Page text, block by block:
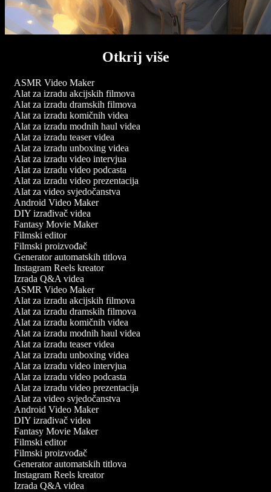
Otkrij više
ASMR Video Maker
Alat za izradu akcijskih filmova
Alat za izradu dramskih filmova
Alat za izradu komičnih videa
Alat za izradu modnih haul videa
Alat za izradu teaser videa
Alat za izradu unboxing videa
Alat za izradu video intervjua
Alat za izradu video podcasta
Alat za izradu video prezentacija
Alat za video svjedočanstva
Android Video Maker
DIY izrađivač videa
Fantasy Movie Maker
Filmski editor
Filmski proizvođač
Generator automatskih titlova
Instagram Reels kreator
Izrada Q&A videa
ASMR Video Maker
Alat za izradu akcijskih filmova
Alat za izradu dramskih filmova
Alat za izradu komičnih videa
Alat za izradu modnih haul videa
Alat za izradu teaser videa
Alat za izradu unboxing videa
Alat za izradu video intervjua
Alat za izradu video podcasta
Alat za izradu video prezentacija
Alat za video svjedočanstva
Android Video Maker
DIY izrađivač videa
Fantasy Movie Maker
Filmski editor
Filmski proizvođač
Generator automatskih titlova
Instagram Reels kreator
Izrada Q&A videa